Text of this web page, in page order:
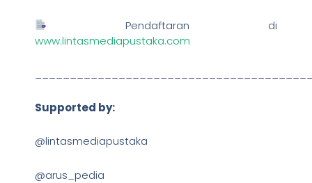
Pendaftaran di
www.lintasmediapustaka.com
Supported by:
@lintasmediapustaka
@arus_pedia